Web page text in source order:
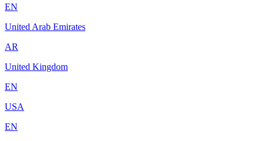
EN
United Arab Emirates
AR
United Kingdom
EN
USA
EN